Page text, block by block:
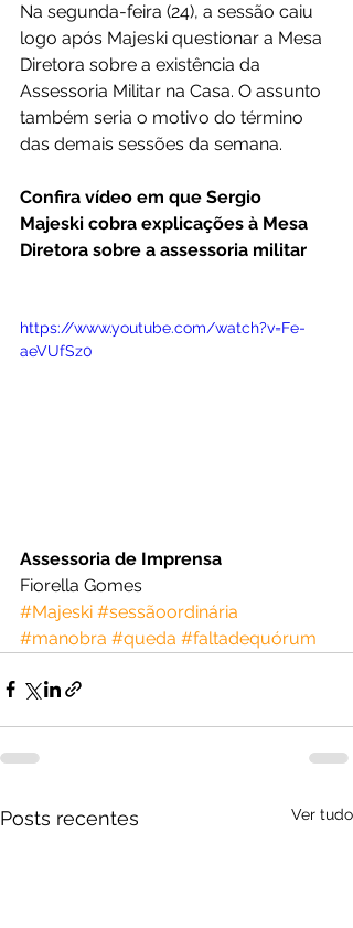
Na segunda-feira (24), a sessão caiu
logo após Majeski questionar a Mesa
Diretora sobre a existência da
Assessoria Militar na Casa. O assunto
também seria o motivo do término
das demais sessões da semana.
Confira vídeo em que Sergio
Majeski cobra explicações à Mesa
Diretora sobre a assessoria militar
https://www.youtube.com/watch?v=Fe-
aeVUfSz0
Assessoria de Imprensa
Fiorella Gomes
#Majeski #sessãoordinária
#manobra #queda #faltadequórum
Posts recentes Ver tudo